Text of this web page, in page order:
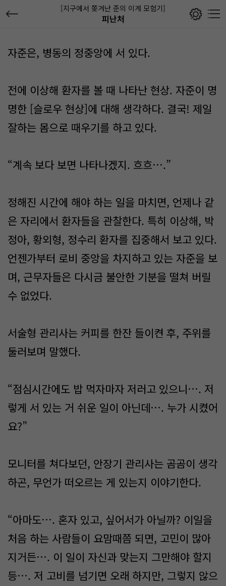
[지구에서 쫒겨난 준의 이계 모험기]
피난처
자준은, 병동의 정중앙에 서 있다.
전에 이상해 환자를 볼 때 나타난 현상. 자준이 명
명한 [슬로우 현상]에 대해 생각하다. 결국! 제일
잘하는 몸으로 때우기를 하고 있다.
“계속 보다 보면 나타나겠지. 흐흐….”
정해진 시간에 해야 하는 일을 마치면, 언제나 같
은 자리에서 환자들을 관찰한다. 특히 이상해, 박
정아, 황외형, 정수리 환자를 집중해서 보고 있다.
언젠가부터 로비 중앙을 차지하고 있는 자준을 보
며, 근무자들은 다시금 불안한 기분을 떨쳐 버릴
수 없었다.
서술형 관리사는 커피를 한잔 들이켠 후, 주위를
둘러보며 말했다.
“점심시간에도 밥 먹자마자 저러고 있으니…. 저
렇게 서 있는 거 쉬운 일이 아닌데…. 누가 시켰어
요?”
모니터를 쳐다보던, 안장기 관리사는 곰곰이 생각
하곤, 무언가 떠오르는 게 있는지 이야기한다.
“아마도…. 혼자 있고, 싶어서가 아닐까? 이일을
처음 하는 사람들이 요맘때쯤 되면, 고민이 많아
지거든…. 이 일이 자신과 맞는지 그만해야 할지
등…. 저 고비를 넘기면 오래 하지만, 그렇지 않으